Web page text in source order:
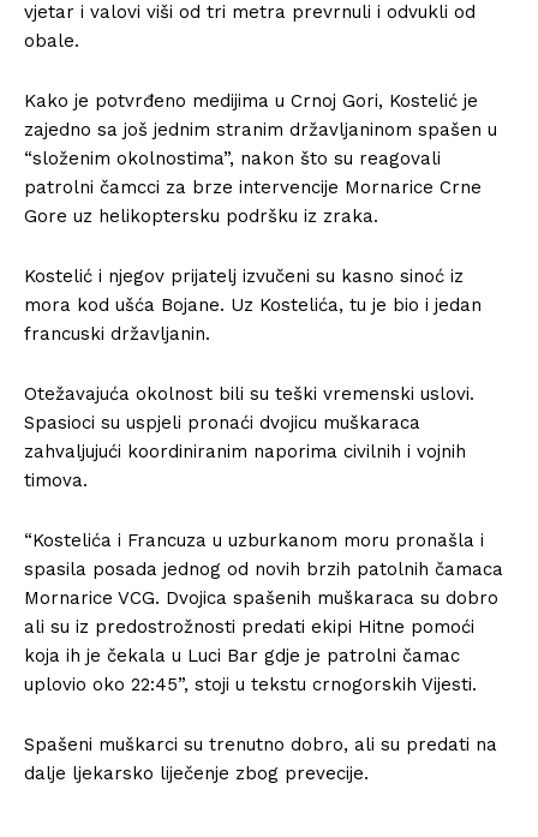
vjetar i valovi viši od tri metra prevrnuli i odvukli od
obale.
Kako je potvrđeno medijima u Crnoj Gori, Kostelić je
zajedno sa još jednim stranim državljaninom spašen u
“složenim okolnostima”, nakon što su reagovali
patrolni čamcci za brze intervencije Mornarice Crne
Gore uz helikoptersku podršku iz zraka.
Kostelić i njegov prijatelj izvučeni su kasno sinoć iz
mora kod ušća Bojane. Uz Kostelića, tu je bio i jedan
francuski državljanin.
Otežavajuća okolnost bili su teški vremenski uslovi.
Spasioci su uspjeli pronaći dvojicu muškaraca
zahvaljujući koordiniranim naporima civilnih i vojnih
timova.
“Kostelića i Francuza u uzburkanom moru pronašla i
spasila posada jednog od novih brzih patolnih čamaca
Mornarice VCG. Dvojica spašenih muškaraca su dobro
ali su iz predostrožnosti predati ekipi Hitne pomoći
koja ih je čekala u Luci Bar gdje je patrolni čamac
uplovio oko 22:45”, stoji u tekstu crnogorskih Vijesti.
Spašeni muškarci su trenutno dobro, ali su predati na
dalje ljekarsko liječenje zbog prevecije.